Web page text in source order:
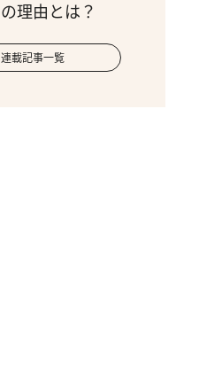
の理由とは？
連載記事一覧